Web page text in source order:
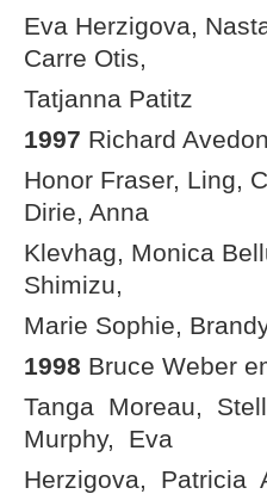
Eva Herzigova,
Carre Otis,
Tatjanna Patitz
1997 Richard
Honor Fraser, Ling,
Dirie, Anna
Klevhag, Monica
Shimizu,
Marie Sophie,
1998 Bruce Weber
Tanga Moreau,
Murphy, Eva
Herzigova, Patricia